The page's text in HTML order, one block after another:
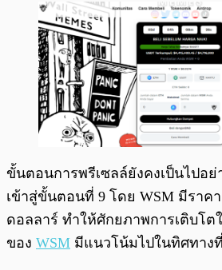
ขั้นตอนการพรีเซลล์ยังคงเป็นไปอ
เข้าสู่ขั้นตอนที่ 9 โดย WSM มีราคา
ดอลลาร์ ทำให้ศักยภาพการเติบโ
ของ WSM มีแนวโน้มไปในทิศทาง